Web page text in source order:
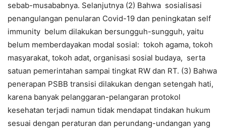
sebab-musababnya. Selanjutnya (2) Bahwa sosialisasi
penangulangan penularan Covid-19 dan peningkatan self
immunity belum dilakukan bersungguh-sungguh, yaitu
belum memberdayakan modal sosial: tokoh agama, tokoh
masyarakat, tokoh adat, organisasi sosial budaya, serta
satuan pemerintahan sampai tingkat RW dan RT. (3) Bahwa
penerapan PSBB transisi dilakukan dengan setengah hati,
karena banyak pelanggaran-pelangaran protokol
kesehatan terjadi namun tidak mendapat tindakan hukum
sesuai dengan peraturan dan perundang-undangan yang